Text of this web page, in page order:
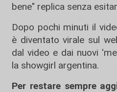
bene" replica senza
Dopo pochi minuti il
è diventato virale sul
dal video e dai nuovi
la showgirl argentina.
Per restare sempre